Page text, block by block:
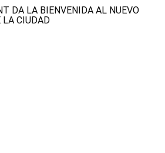
DA LA BIENVENIDA AL NUEVO
CIUDAD